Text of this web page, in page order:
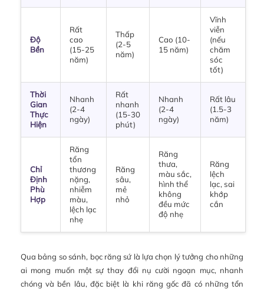
Độ
Bền
Rất
cao
(15-25
năm)
Thấp
(2-5
năm)
Cao (10-
15 năm)
Vĩnh
viễn
(nếu
chăm
sóc
tốt)
Thời
Gian
Thực
Hiện
Nhanh
(2-4
ngày)
Rất
nhanh
(15-30
phút)
Nhanh
(2-4
ngày)
Rất lâu
(1.5-3
năm)
Chỉ
Định
Phù
Hợp
Răng
tổn
thương
nặng,
nhiễm
màu,
lệch lạc
nhẹ
Răng
sâu,
mẻ
nhỏ
Răng
thưa,
màu sắc,
hình thể
không
đều mức
độ nhẹ
Răng
lệch
lạc, sai
khớp
cắn
Qua bảng so sánh, bọc răng sứ là lựa chọn lý tưởng cho những
ai mong muốn một sự thay đổi nụ cười ngoạn mục, nhanh
chóng và bền lâu, đặc biệt là khi răng gốc đã có những tổn